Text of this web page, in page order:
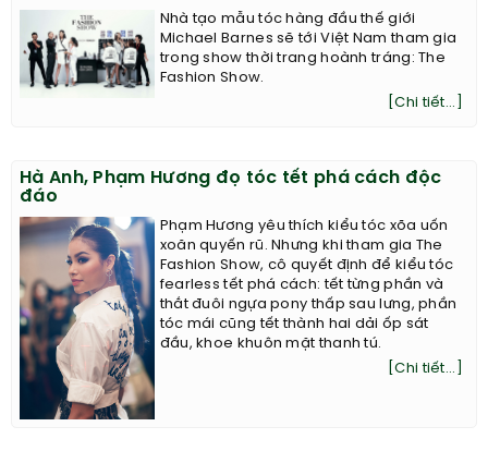
Nhà tạo mẫu tóc hàng đầu thế giới
Michael Barnes sẽ tới Việt Nam tham gia
trong show thời trang hoành tráng: The
Fashion Show.
[Chi tiết...]
Hà Anh, Phạm Hương đọ tóc tết phá cách độc
đáo
Phạm Hương yêu thích kiểu tóc xõa uốn
xoăn quyến rũ. Nhưng khi tham gia The
Fashion Show, cô quyết định để kiểu tóc
fearless tết phá cách: tết từng phần và
thắt đuôi ngựa pony thấp sau lưng, phần
tóc mái cũng tết thành hai dải ốp sát
đầu, khoe khuôn mặt thanh tú.
[Chi tiết...]